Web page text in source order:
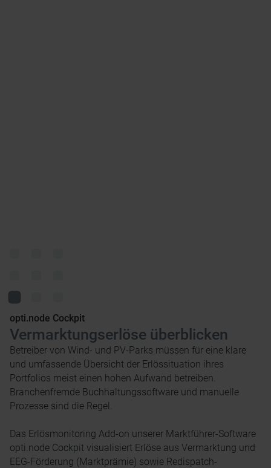
opti.node Cockpit
Vermarktungserlöse überblicken
Betreiber von Wind- und PV-Parks müssen für eine klare
und umfassende Übersicht der Erlössituation ihres
Portfolios meist einen hohen Aufwand betreiben.
Branchenfremde Buchhaltungssoftware und manuelle
Prozesse sind die Regel.
Das Erlösmonitoring Add-on unserer Marktführer-Software
opti.node Cockpit visualisiert Erlöse aus Vermarktung und
EEG-Förderung (Marktprämie) sowie Redispatch-